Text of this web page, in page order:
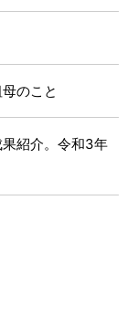
のこと
果紹介。令和3年